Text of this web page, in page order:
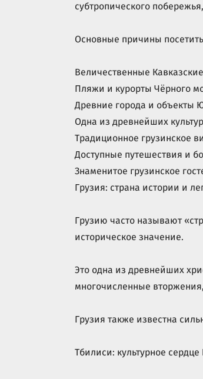
субтропического
Основные причины
Величественные
Пляжи и курорты Чёрного
Древние города и объекты
Одна из древнейших
Традиционное грузинское
Доступные путешествия и
Знаменитое грузинское
Грузия: страна истории и
Грузию часто называют
историческое значение.
Это одна из древнейших
многочисленные
Грузия также известна
Тбилиси: культурное сердце